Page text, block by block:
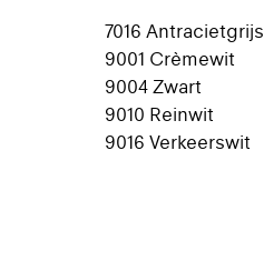
7016 Antracietgrijs
9001 Crèmewit
9004 Zwart
9010 Reinwit
9016 Verkeerswit